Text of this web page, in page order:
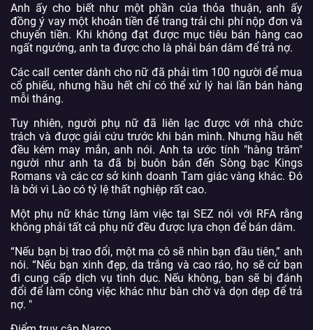
Anh ấy cho biết như một phần của thỏa thuận, anh ấy
đồng ý vay một khoản tiền để trang trải chi phí nộp đơn và
chuyển tiền. Khi không đạt được mục tiêu bán hàng cao
ngất ngưởng, anh ta được cho là phải bán dâm để trả nợ.
Các call center dành cho nữ đã phải tìm 100 người để mua
cổ phiếu, nhưng hầu hết chỉ có thể xử lý hai lần bán hàng
mỗi tháng.
Tuy nhiên, người phụ nữ đã liên lạc được với nhà chức
trách và được giải cứu trước khi bán mình. Nhưng hầu hết
đều kém may mắn, anh nói. Anh ta ước tính "hàng trăm"
người như anh ta đã bị buôn bán đến Sòng bạc Kings
Romans và các cơ sở kinh doanh Tam giác vàng khác. Đó
là bởi vì Lào có tỷ lệ thất nghiệp rất cao.
Một phụ nữ khác từng làm việc tại SEZ nói với RFA rằng
không phải tất cả phụ nữ đều được lựa chọn để bán dâm.
“Nếu bạn bị trao đổi, một ma cô sẽ nhìn bạn đầu tiên,” anh
nói. “Nếu bạn xinh đẹp, da trắng và cao ráo, họ sẽ cử bạn
đi cung cấp dịch vụ tình dục. Nếu không, bạn sẽ bị đánh
đổi để làm công việc khác như bàn chờ và dọn dẹp để trả
nợ. "